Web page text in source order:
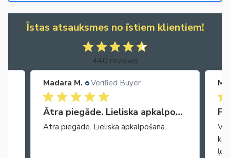
Īstas atsauksmes no īstiem klientiem!
440 reviews
Madara M. Verified Buyer
Ātra piegāde. Lieliska apkalpošana.
Ātra piegāde. Lieliska apkalpošana.